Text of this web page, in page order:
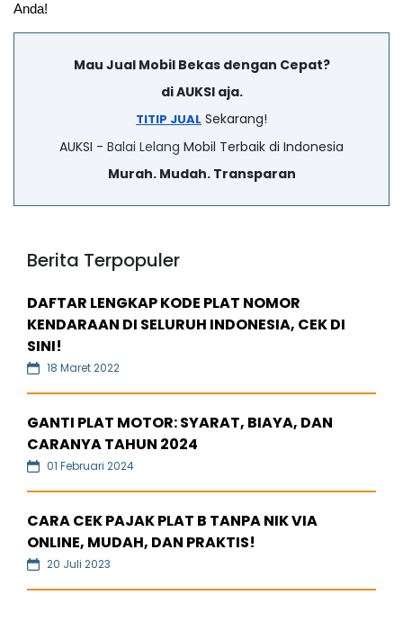
Anda!
Mau Jual Mobil Bekas dengan Cepat?
di AUKSI aja.
TITIP JUAL Sekarang!
AUKSI - Balai Lelang Mobil Terbaik di Indonesia
Murah. Mudah. Transparan
Berita Terpopuler
DAFTAR LENGKAP KODE PLAT NOMOR
KENDARAAN DI SELURUH INDONESIA, CEK DI
SINI!
18 Maret 2022
GANTI PLAT MOTOR: SYARAT, BIAYA, DAN
CARANYA TAHUN 2024
01 Februari 2024
CARA CEK PAJAK PLAT B TANPA NIK VIA
ONLINE, MUDAH, DAN PRAKTIS!
20 Juli 2023